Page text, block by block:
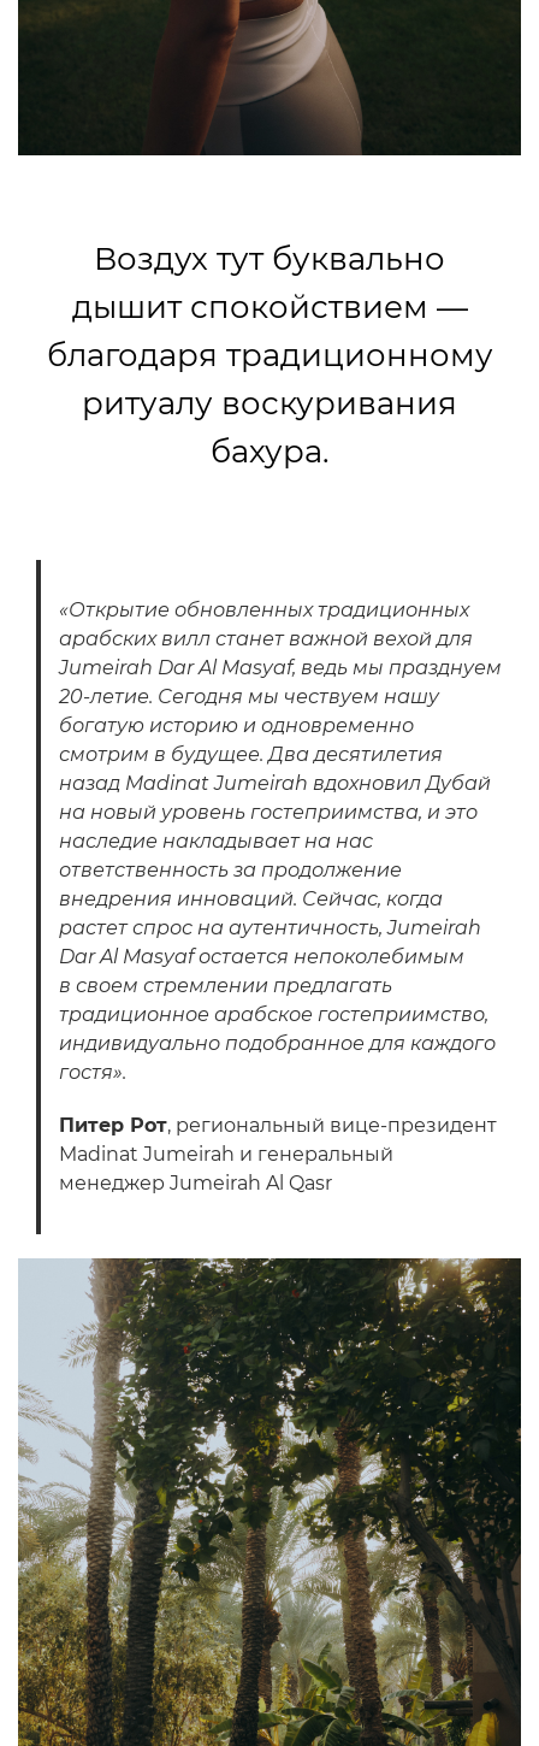
Воздух тут буквально
дышит спокойствием —
благодаря традиционному
ритуалу воскуривания
бахура.
«Открытие обновленных традиционных
арабских вилл станет важной вехой для
Jumeirah Dar Al Masyaf, ведь мы празднуем
20-летие. Сегодня мы чествуем нашу
богатую историю и одновременно
смотрим в будущее. Два десятилетия
назад Madinat Jumeirah вдохновил Дубай
на новый уровень гостеприимства, и это
наследие накладывает на нас
ответственность за продолжение
внедрения инноваций. Сейчас, когда
растет спрос на аутентичность, Jumeirah
Dar Al Masyaf остается непоколебимым
в своем стремлении предлагать
традиционное арабское гостеприимство,
индивидуально подобранное для каждого
гостя».
Питер Рот, региональный вице-президент
Madinat Jumeirah и генеральный
менеджер Jumeirah Al Qasr